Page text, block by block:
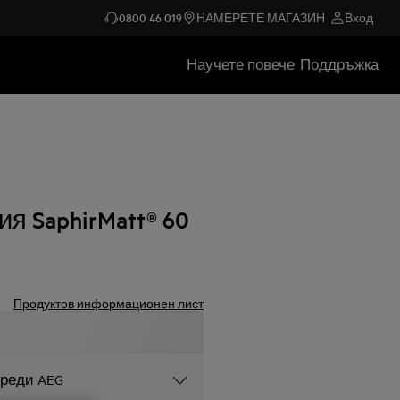
0800 46 019 НАМЕРЕТЕ МАГАЗИН Вход
Научете повече Поддръжка
SaphirMatt® 60
Продуктов информационен лист
AEG